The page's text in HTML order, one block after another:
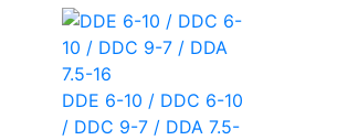
DDE 6-10 / DDC 6-10
/ DDC 9-7 / DDA 7.5-